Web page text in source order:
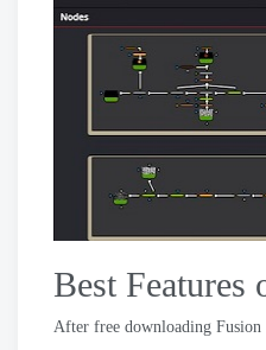
Best Features
After free downloading Fusion